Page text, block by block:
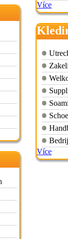
Více
Více